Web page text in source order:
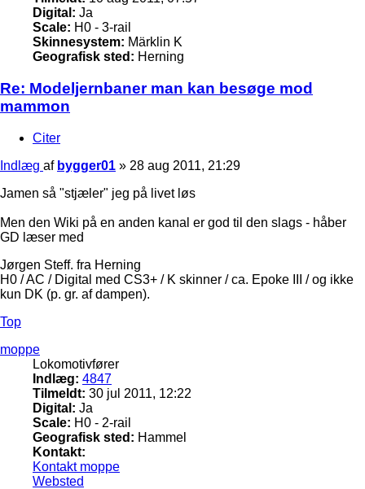
Digital: Ja
Scale: H0 - 3-rail
Skinnesystem: Märklin K
Geografisk sted: Herning
Re: Modeljernbaner man kan besøge mod
mammon
Citer
Indlæg af bygger01 » 28 aug 2011, 21:29
Jamen så "stjæler" jeg på livet løs
Men den Wiki på en anden kanal er god til den slags - håber
GD læser med
Jørgen Steff. fra Herning
H0 / AC / Digital med CS3+ / K skinner / ca. Epoke III / og ikke
kun DK (p. gr. af dampen).
Top
moppe
Lokomotivfører
Indlæg: 4847
Tilmeldt: 30 jul 2011, 12:22
Digital: Ja
Scale: H0 - 2-rail
Geografisk sted: Hammel
Kontakt:
Kontakt moppe
Websted